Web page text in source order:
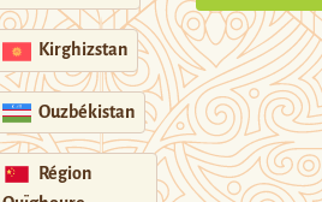
Kirghizstan
Ouzbékistan
Région